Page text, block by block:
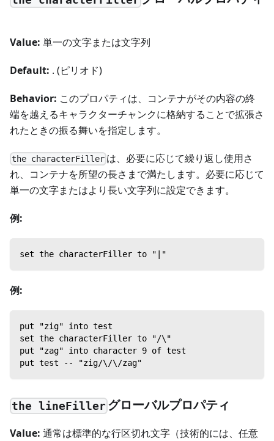
Value: 単一の文字または文字列
Default: . (ピリオド)
Behavior: このプロパティは、コンテナがその内容の終
端を越えるキャラクターチャンクに格納することで拡張さ
れたときの振る舞いを指定します。
the characterFiller は、必要に応じて繰り返し使用さ
れ、コンテナを所望の長さまで満たします。必要に応じて
単一の文字またはより長い文字列に設定できます。
例:
set the characterFiller to "|"
例:
put "zig" into test
set the characterFiller to "/\"
put "zag" into character 9 of test
put test -- "zig/\/\/zag"
the lineFillerグローバルプロパティ
Value: 通常は標準的な行区切れ文字（技術的には、任意